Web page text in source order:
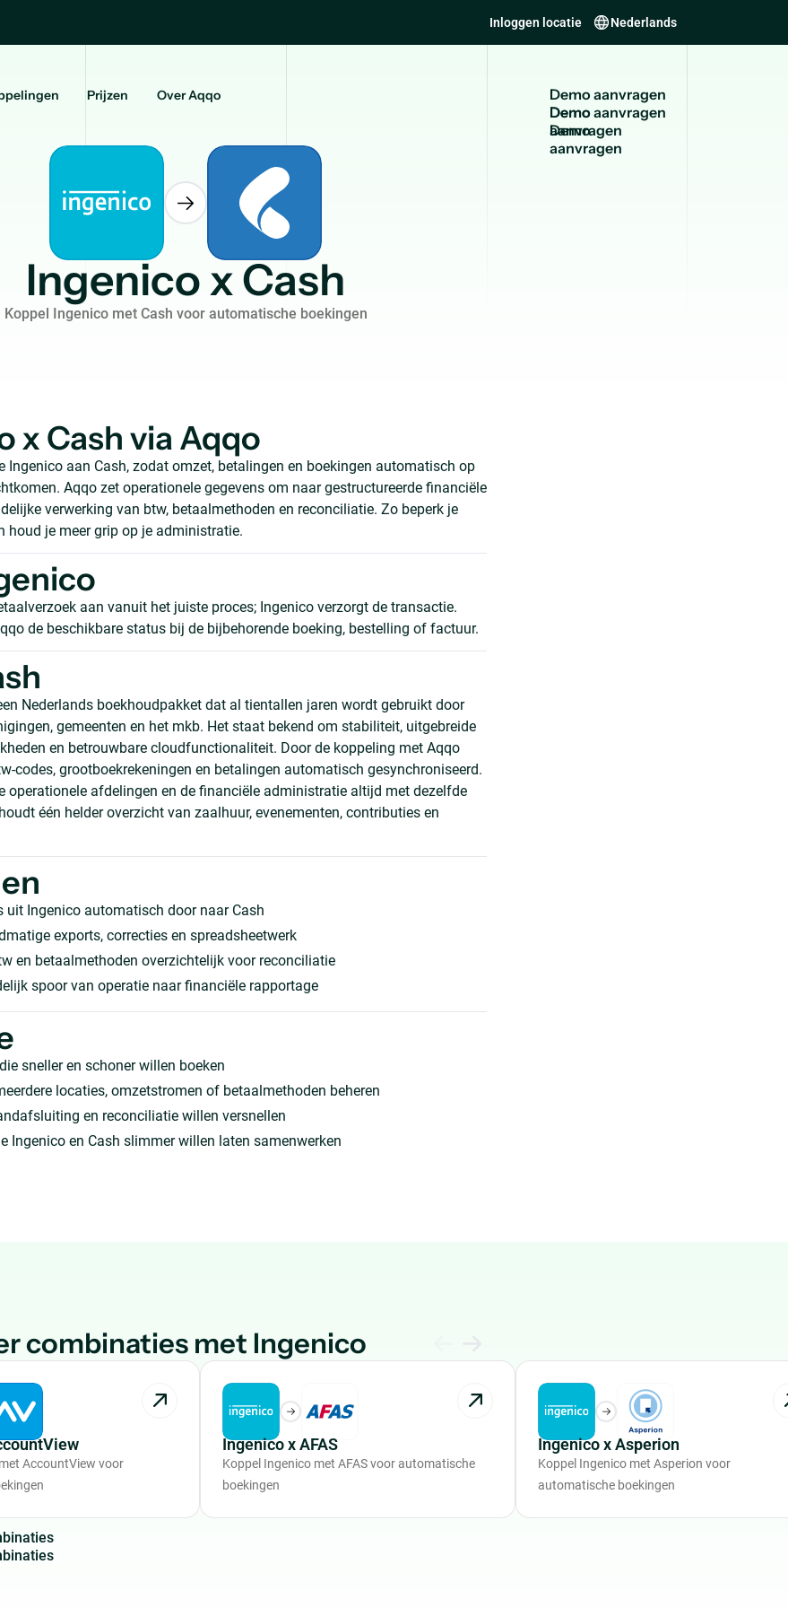
Inloggen locatie Nederlands
Prijzen Over Aqqo Demoaanvragen
Demo
aanvragen
Ingenico x Cash
Koppel Ingenico met Cash voor automatische boekingen
x Cash via Aqqo
Ingenico aan Cash, zodat omzet, betalingen en boekingen automatisch op
Aqqo zet operationele gegevens om naar gestructureerde financiële
verwerking van btw, betaalmethoden en reconciliatie. Zo beperk je
houd je meer grip op je administratie.
aan vanuit het juiste proces; Ingenico verzorgt de transactie.
de beschikbare status bij de bijbehorende boeking, bestelling of factuur.
Nederlands boekhoudpakket dat al tientallen jaren wordt gebruikt door
gemeenten en het mkb. Het staat bekend om stabiliteit, uitgebreide
en betrouwbare cloudfunctionaliteit. Door de koppeling met Aqqo
codes, grootboekrekeningen en betalingen automatisch gesynchroniseerd.
operationele afdelingen en de financiële administratie altijd met dezelfde
één helder overzicht van zaalhuur, evenementen, contributies en
uit Ingenico automatisch door naar Cash
exports, correcties en spreadsheetwerk
en betaalmethoden overzichtelijk voor reconciliatie
spoor van operatie naar financiële rapportage
sneller en schoner willen boeken
locaties, omzetstromen of betaalmethoden beheren
en reconciliatie willen versnellen
Ingenico en Cash slimmer willen laten samenwerken
combinaties met Ingenico
AccountView voor
Ingenico x AFAS
Koppel Ingenico met AFAS voor automatische
boekingen
Ingenico x Asperion
Koppel Ingenico met Asperion voor
automatische boekingen
binaties